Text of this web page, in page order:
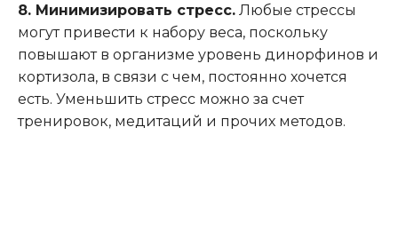
8. Минимизировать стресс. Любые стрессы
могут привести к набору веса, поскольку
повышают в организме уровень динорфинов и
кортизола, в связи с чем, постоянно хочется
есть. Уменьшить стресс можно за счет
тренировок, медитаций и прочих методов.